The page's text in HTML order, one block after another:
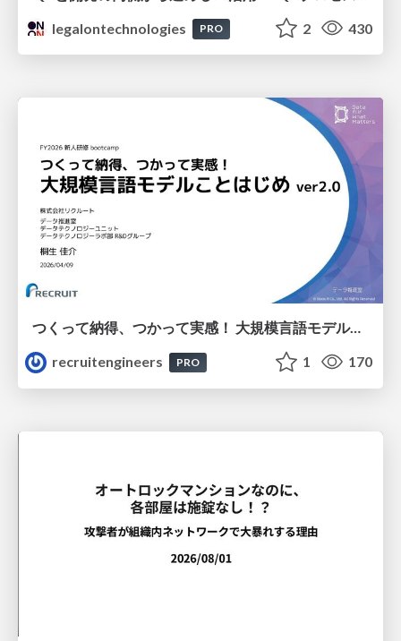
legalontechnologies
PRO 2 430
つくって納得、つかって実感！ 大規模言語モデルことはじめ ver2.0
recruitengineers
PRO 1 170